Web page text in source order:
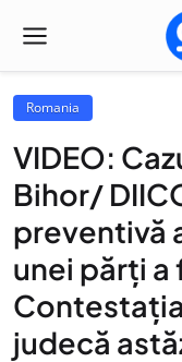
Romania
VIDEO:
Bihor/
preventivă
unei părți
judecă